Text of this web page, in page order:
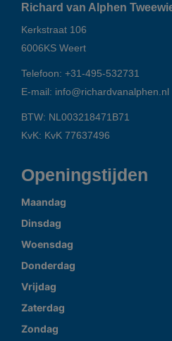
Richard van Alphen
Kerkstraat 106
6006KS Weert
Telefoon: +31-495-532731
E-mail: info@richardvanalphen.nl
BTW: NL003218471B71
KvK: KvK 77637496
Openingstijden
Maandag
Dinsdag
Woensdag
Donderdag
Vrijdag
Zaterdag
Zondag